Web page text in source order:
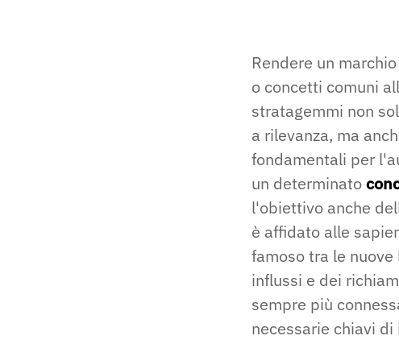
Rendere un
o concetti comuni
stratagemmi non
a rilevanza, ma
fondamentali per
un determinato
l'obiettivo anche
è affidato alle
famoso tra le
influssi e dei
sempre più
necessarie chiavi